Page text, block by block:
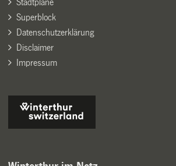
Stadtpläne
Superblock
Datenschutzerklärung
Disclaimer
Impressum